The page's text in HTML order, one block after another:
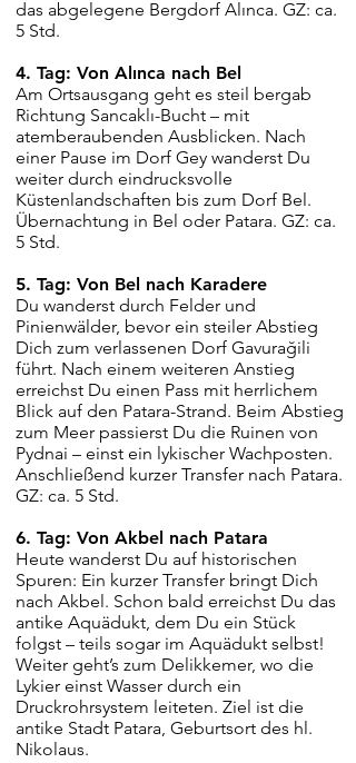
das abgelegene Bergdorf Alınca. GZ: ca.
5 Std.
4. Tag: Von Alınca nach Bel
Am Ortsausgang geht es steil bergab
Richtung Sancaklı-Bucht – mit
atemberaubenden Ausblicken. Nach
einer Pause im Dorf Gey wanderst Du
weiter durch eindrucksvolle
Küstenlandschaften bis zum Dorf Bel.
Übernachtung in Bel oder Patara. GZ: ca.
5 Std.
5. Tag: Von Bel nach Karadere
Du wanderst durch Felder und
Pinienwälder, bevor ein steiler Abstieg
Dich zum verlassenen Dorf Gavurağili
führt. Nach einem weiteren Anstieg
erreichst Du einen Pass mit herrlichem
Blick auf den Patara-Strand. Beim Abstieg
zum Meer passierst Du die Ruinen von
Pydnai – einst ein lykischer Wachposten.
Anschließend kurzer Transfer nach Patara.
GZ: ca. 5 Std.
6. Tag: Von Akbel nach Patara
Heute wanderst Du auf historischen
Spuren: Ein kurzer Transfer bringt Dich
nach Akbel. Schon bald erreichst Du das
antike Aquädukt, dem Du ein Stück
folgst – teils sogar im Aquädukt selbst!
Weiter geht’s zum Delikkemer, wo die
Lykier einst Wasser durch ein
Druckrohrsystem leiteten. Ziel ist die
antike Stadt Patara, Geburtsort des hl.
Nikolaus.